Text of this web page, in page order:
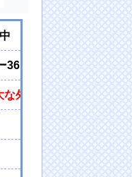
（SUV）
外国人の情報を収集、